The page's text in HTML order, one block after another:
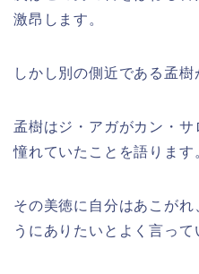
激昂します。
しかし別の側近である孟樹
孟樹はジ・アガがカン・
憧れていたことを語ります
その美徳に自分はあこが
うにありたいとよく言って